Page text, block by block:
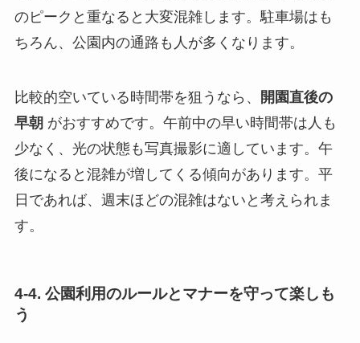
のピークと重なると大変混雑します。駐車場はも
ちろん、公園内の通路も人が多くなります。
比較的空いている時間帯を狙うなら、
開園直後の
早朝 がおすすめです。午前中の早い時間帯は人も
少なく、光の状態も写真撮影に適しています。午
後になると混雑が増してくる傾向があります。平
日であれば、週末ほどの混雑はないと考えられま
す。
4-4. 公園利用のルールとマナーを守って楽しも
う